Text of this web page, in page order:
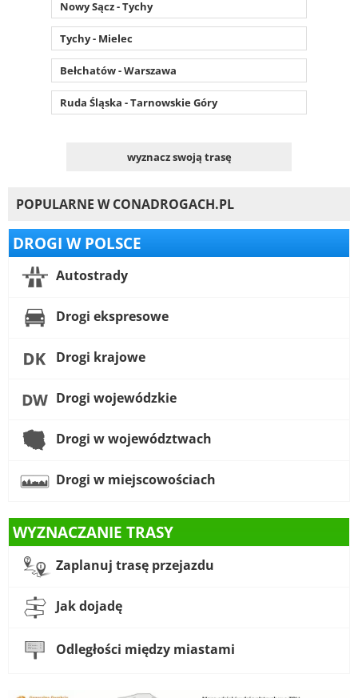
Nowy Sącz - Tychy
Tychy - Mielec
Bełchatów - Warszawa
Ruda Śląska - Tarnowskie Góry
wyznacz swoją trasę
POPULARNE W CONADROGACH.PL
DROGI W POLSCE
Autostrady
Drogi ekspresowe
Drogi krajowe
Drogi wojewódzkie
Drogi w województwach
Drogi w miejscowościach
WYZNACZANIE TRASY
Zaplanuj trasę przejazdu
Jak dojadę
Odległości między miastami